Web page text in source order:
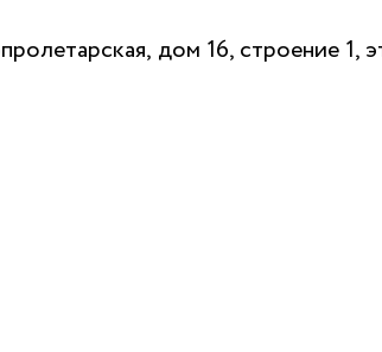
дом 16, строение 1,